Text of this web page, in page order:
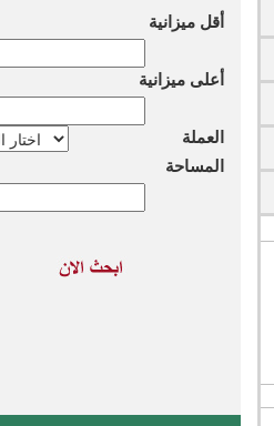
مدينة نصر
السادس من
طريق القاهرة
الاسكندرية
العين السخنة
الساحل الشمالى
أقل ميزانية
أعلى ميزانية
العملة
المساحة